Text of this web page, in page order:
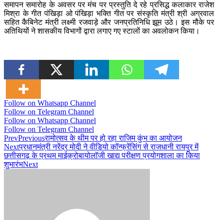
समापन समारोह के अवसर पर मंच पर प्रस्तुति दे रहे प्रसिद्ध कलाकार राजेश
मिश्रा के गीत पंखिड़ा ओ पंखिड़ा भक्ति गीत पर संस्कृति मंत्री श्री अग्रवाल
सहित कैबिनेट मंत्री लक्ष्मी रजवाड़े और जनप्रतिनिधि झूम उठे। इस मौके पर
अतिथियों ने शासकीय विभागों द्वारा लगाए गए स्टालों का अवलोकन किया।
Follow on Whatsapp Channel
Follow on Telegram Channel
Follow on Whatsapp Channel
Follow on Telegram Channel
PrevPreviousरामोत्सव के थीम पर हो रहा राजिम कुंभ का आयोजन
Nextप्रधानमंत्री नरेंद्र मोदी ने वीडियो कॉन्फ्रेंसिंग से राजधानी रायपुर में
छत्तीसगढ़ के प्रथम माईक्रोबायोलॉजी खाद्य परीक्षण प्रयोगशाला का किया
शुभारंभNext